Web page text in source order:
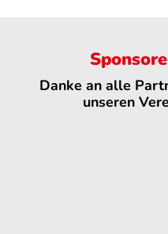
Danke an alle
unseren